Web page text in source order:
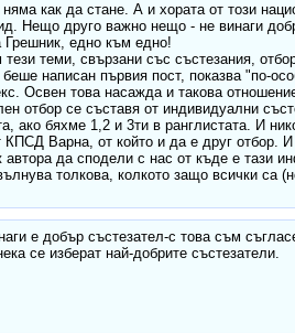
как да стане. А и хората от този
Нещо друго важно нещо - не винаги
Грешник, едно към едно!
теми, свързани със състезания,
написан първия пост, показва "по-
Освен това насажда и такова
отбор се съставя от индивидуални
ако бяхме 1,2 и 3ти в ранглистата. И
Варна, от който и да е друг отбор.
да сподели с нас от къде е тази
толкова, колкото защо всички са
е добър състезател-с това съм
се изберат най-добрите състезатели.